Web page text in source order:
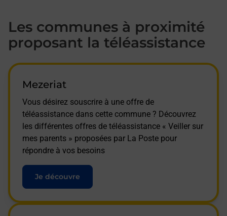
Les communes à proximité
proposant la téléassistance
Mezeriat
Vous désirez souscrire à une offre de
téléassistance dans cette commune ? Découvrez
les différentes offres de téléassistance « Veiller sur
mes parents » proposées par La Poste pour
répondre à vos besoins
Je découvre